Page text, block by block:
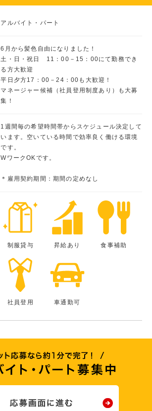
アルバイト・パート
6月から髪色自由になりました！
土・日・祝日 11：00－15：00にて勤務でき
る方大歓迎
平日夕方17：00－24：00も大歓迎！
マネージャー候補（社員登用制度あり）も大募
集！
1週間毎の希望時間帯からスケジュール決定して
います。空いている時間で効率良く働ける環境
です。
WワークOKです。
＊雇用契約期間：期間の定めなし
制服貸与 昇給あり 食事補助
社員登用 車通勤可